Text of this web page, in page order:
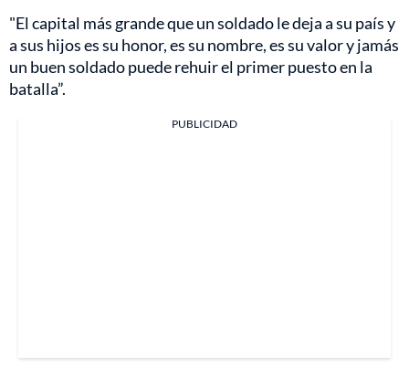
"El capital más grande que un soldado le deja a su país y
a sus hijos es su honor, es su nombre, es su valor y jamás
un buen soldado puede rehuir el primer puesto en la
batalla”.
PUBLICIDAD